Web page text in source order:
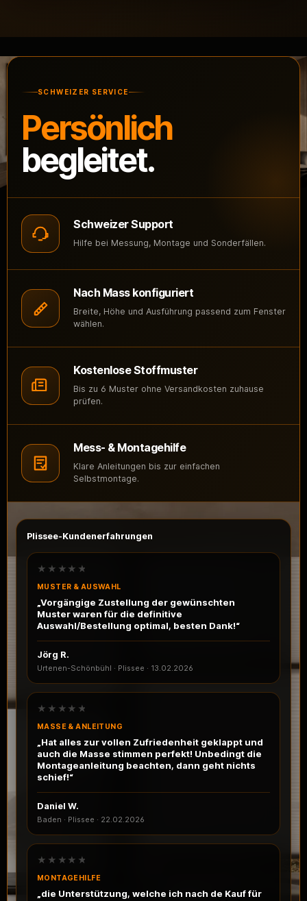
SCHWEIZER SERVICE
Persönlich
begleitet.
Schweizer Support
Hilfe bei Messung, Montage und Sonderfällen.
Nach Mass konfiguriert
Breite, Höhe und Ausführung passend zum Fenster
wählen.
Kostenlose Stoffmuster
Bis zu 6 Muster ohne Versandkosten zuhause
prüfen.
Mess- & Montagehilfe
Klare Anleitungen bis zur einfachen
Selbstmontage.
Plissee-Kundenerfahrungen
★★★★★
MUSTER & AUSWAHL
„Vorgängige Zustellung der gewünschten
Muster waren für die definitive
Auswahl/Bestellung optimal, besten Dank!“
Jörg R.
Urtenen-Schönbühl · Plissee · 13.02.2026
★★★★★
MASSE & ANLEITUNG
„Hat alles zur vollen Zufriedenheit geklappt und
auch die Masse stimmen perfekt! Unbedingt die
Montageanleitung beachten, dann geht nichts
schief!“
Daniel W.
Baden · Plissee · 22.02.2026
★★★★★
MONTAGEHILFE
„die Unterstützung, welche ich nach de Kauf für